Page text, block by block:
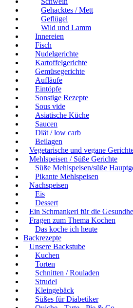
Gehacktes / Mett
Geflügel
Wild und Lamm
Innereien
Fisch
Nudelgerichte
Kartoffelgerichte
Gemüsegerichte
Aufläufe
Eintöpfe
Sonstige Rezepte
Sous vide
Asiatische Küche
Saucen
Diät / low carb
Beilagen
Vegetarische und vegane
Mehlspeisen / Süße Gerichte
Süße Mehlspeisen/süße
Pikante Mehlspeisen
Nachspeisen
Eis
Dessert
Ein Schmankerl für die
Fragen zum Thema Kochen
Das koche ich heute
Backrezepte
Unsere Backstube
Kuchen
Torten
Schnitten / Rouladen
Strudel
Kleingebäck
Süßes für Diabetiker